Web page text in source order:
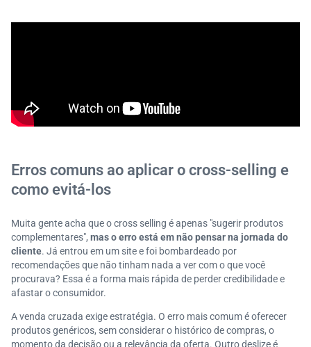
Erros comuns ao aplicar o cross-selling e
como evitá-los
Muita gente acha que o cross selling é apenas "sugerir produtos
complementares", mas o erro está em não pensar na jornada do
cliente. Já entrou em um site e foi bombardeado por
recomendações que não tinham nada a ver com o que você
procurava? Essa é a forma mais rápida de perder credibilidade e
afastar o consumidor.
A venda cruzada exige estratégia. O erro mais comum é oferecer
produtos genéricos, sem considerar o histórico de compras, o
momento da decisão ou a relevância da oferta. Outro deslize é